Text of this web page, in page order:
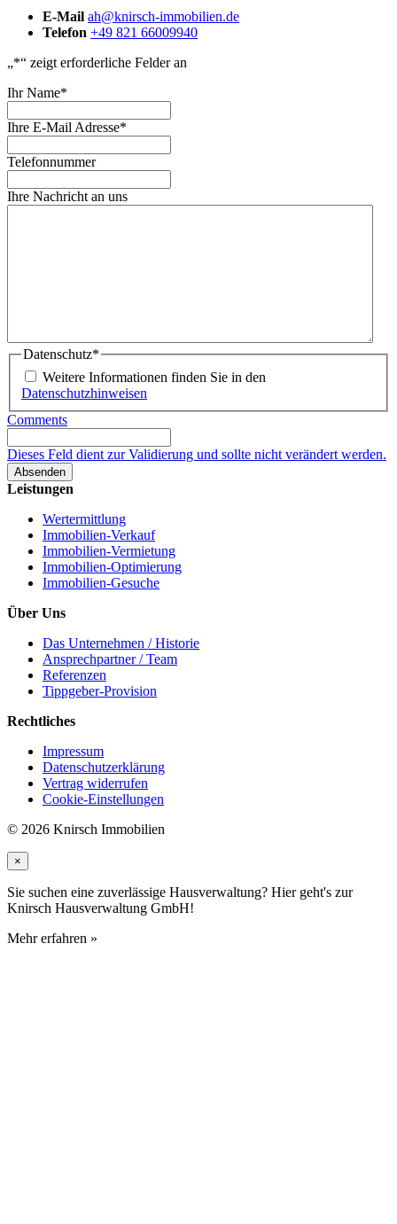
E-Mail ah@knirsch-immobilien.de
Telefon +49 821 66009940
„*“ zeigt erforderliche Felder an
Ihr Name*
Ihre E-Mail Adresse*
Telefonnummer
Ihre Nachricht an uns
Datenschutz*
Weitere Informationen finden Sie in den
Datenschutzhinweisen
Comments
Dieses Feld dient zur Validierung und sollte nicht verändert werden.
Leistungen
Wertermittlung
Immobilien-Verkauf
Immobilien-Vermietung
Immobilien-Optimierung
Immobilien-Gesuche
Über Uns
Das Unternehmen / Historie
Ansprechpartner / Team
Referenzen
Tippgeber-Provision
Rechtliches
Impressum
Datenschutzerklärung
Vertrag widerrufen
Cookie-Einstellungen
© 2026 Knirsch Immobilien
×
Sie suchen eine zuverlässige Hausverwaltung? Hier geht's zur
Knirsch Hausverwaltung GmbH!
Mehr erfahren »